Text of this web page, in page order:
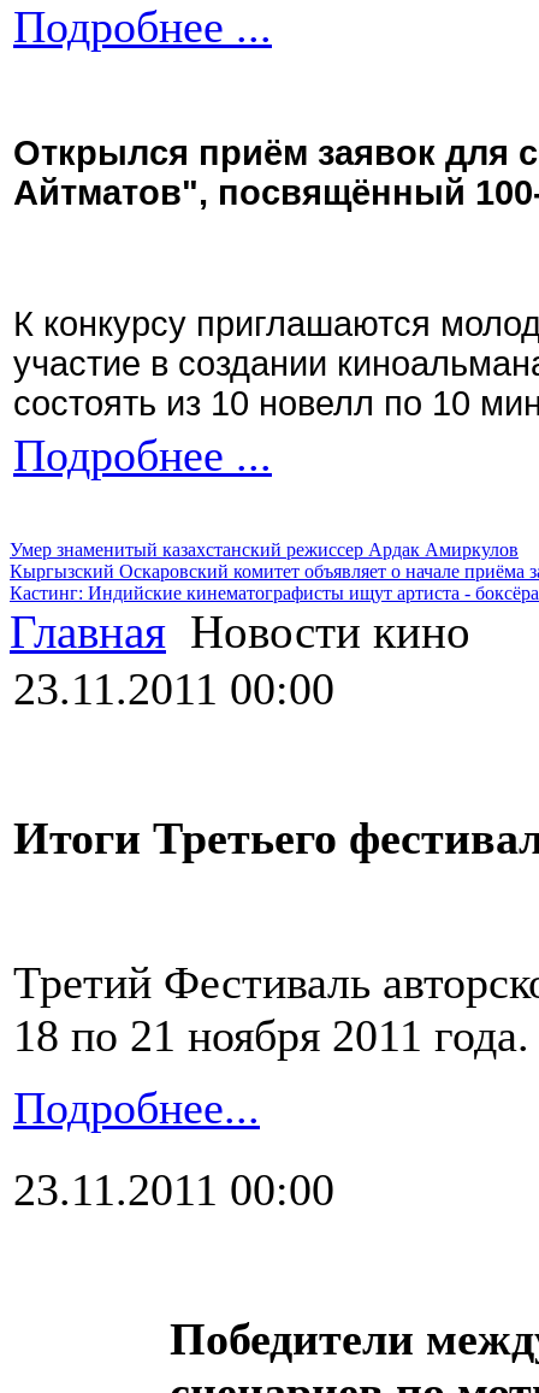
Подробнее ...
Открылся приём заявок для
Айтматов", посвящённый
К конкурсу приглашаются
участие в создании
состоять из 10 новелл по 10
Подробнее ...
Умер знаменитый казахстанский режиссер Ардак Амиркулов
Кыргызский Оскаровский комитет объявляет о начале приёма
Кастинг: Индийские кинематографисты ищут артиста -
Главная Новости кино
23.11.2011 00:00
Итоги Третьего
Третий Фестиваль
18 по 21 ноября 2011 года.
Подробнее...
23.11.2011 00:00
Победители